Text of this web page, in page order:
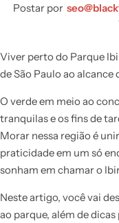
Postar por
Viver perto do Parque
de São Paulo ao alcance
O verde em meio ao
tranquilas e os fins de
Morar nessa região é
praticidade em um só
sonham em chamar o
Neste artigo, você vai
ao parque, além de